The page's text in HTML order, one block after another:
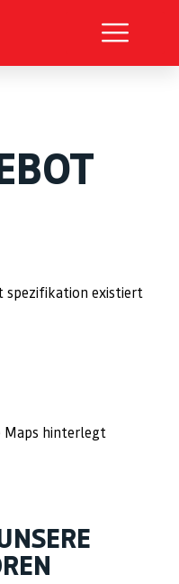
spezifikation existiert
Maps hinterlegt